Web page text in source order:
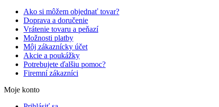
Ako si môžem objednať tovar?
Doprava a doručenie
Vrátenie tovaru a peňazí
Možnosti platby
Môj zákaznícky účet
Akcie a poukážky
Potrebujete ďalšiu pomoc?
Firemní zákazníci
Moje konto